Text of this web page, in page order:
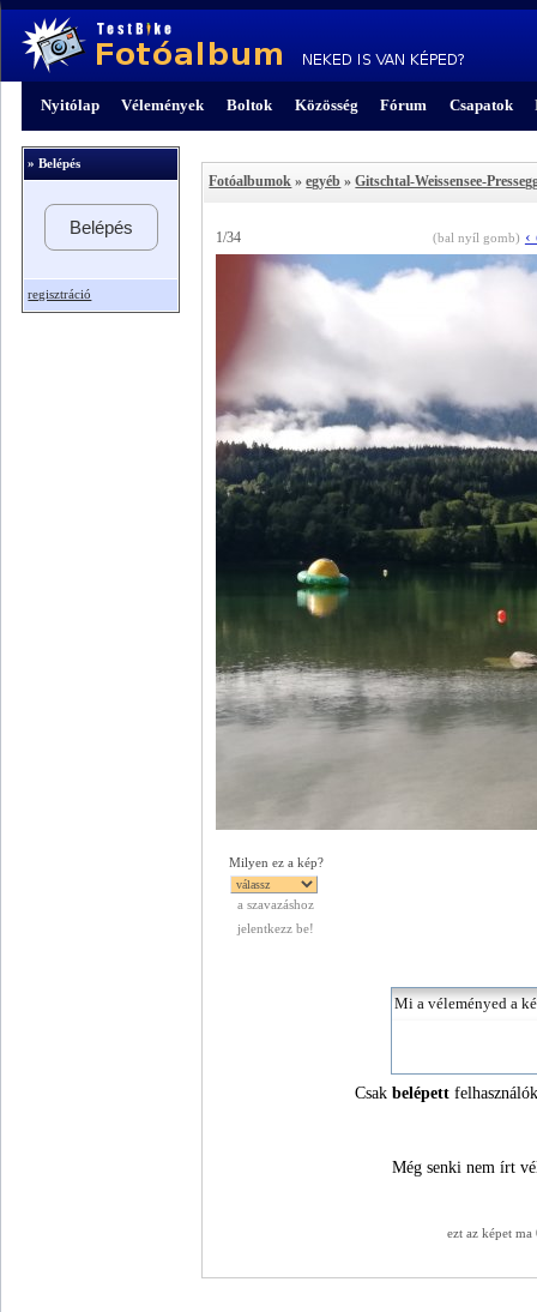
Nyitólap Vélemények Boltok Közösség Fórum Csapatok
» Belépés
Belépés
regisztráció
Fotóalbumok »egyéb »Gitschtal-Weissensee-
1/34 (bal nyíl gomb) ‹
Milyen ez a kép?
a szavazáshoz
jelentkezz be!
Csakbelépett
Még senki nem írt
ezt az képet ma